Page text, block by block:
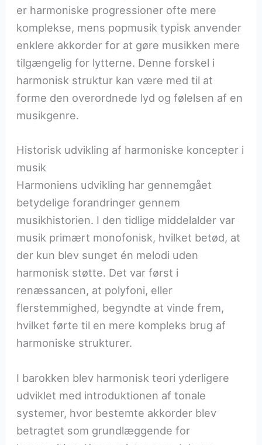
er harmoniske progressioner ofte mere
komplekse, mens popmusik typisk anvender
enklere akkorder for at gøre musikken mere
tilgængelig for lytterne. Denne forskel i
harmonisk struktur kan være med til at
forme den overordnede lyd og følelsen af en
musikgenre.
Historisk udvikling af harmoniske koncepter i
musik
Harmoniens udvikling har gennemgået
betydelige forandringer gennem
musikhistorien. I den tidlige middelalder var
musik primært monofonisk, hvilket betød, at
der kun blev sunget én melodi uden
harmonisk støtte. Det var først i
renæssancen, at polyfoni, eller
flerstemmighed, begyndte at vinde frem,
hvilket førte til en mere kompleks brug af
harmoniske strukturer.
I barokken blev harmonisk teori yderligere
udviklet med introduktionen af tonale
systemer, hvor bestemte akkorder blev
betragtet som grundlæggende for